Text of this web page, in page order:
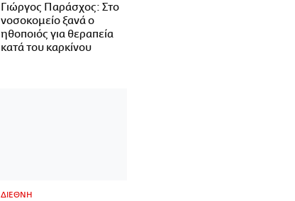
Γιώργος Παράσχος: Στο
νοσοκομείο ξανά ο
ηθοποιός για θεραπεία
κατά του καρκίνου
ΔΙΕΘΝΗ